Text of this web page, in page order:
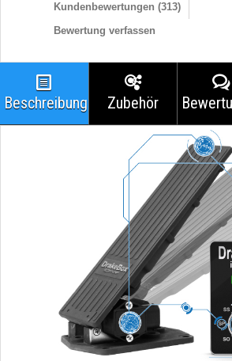
Kundenbewertungen (313)
Bewertung verfassen
Beschreibung Zubehör